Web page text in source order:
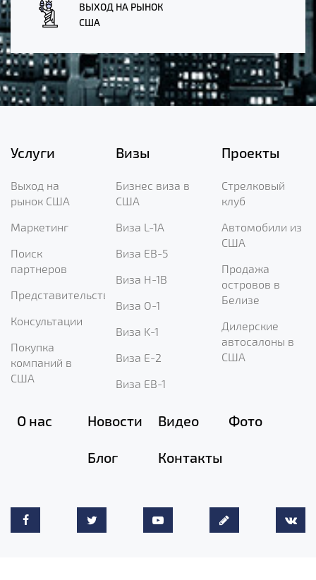
ВЫХОД НА РЫНОК
США
Услуги
Выход на
рынок США
Маркетинг
Поиск
партнеров
Представительство
Консультации
Покупка
компаний в
США
Визы
Бизнес виза в
США
Виза L-1A
Виза EB-5
Виза H-1B
Виза O-1
Виза K-1
Виза E-2
Виза EB-1
Проекты
Стрелковый
клуб
Автомобили из
США
Продажа
островов в
Белизе
Дилерские
автосалоны в
США
О нас Новости Видео Фото
Блог Контакты